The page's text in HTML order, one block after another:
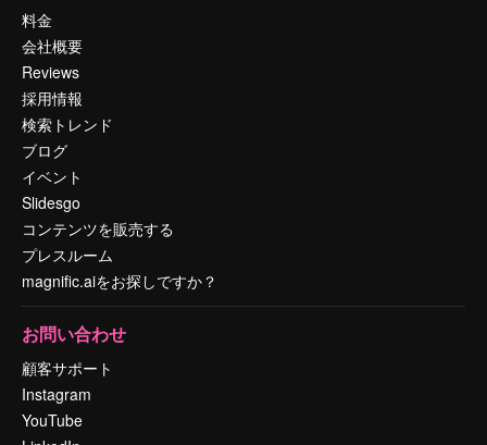
料金
会社概要
Reviews
採用情報
検索トレンド
ブログ
イベント
Slidesgo
コンテンツを販売する
プレスルーム
magnific.aiをお探しですか？
お問い合わせ
顧客サポート
Instagram
YouTube